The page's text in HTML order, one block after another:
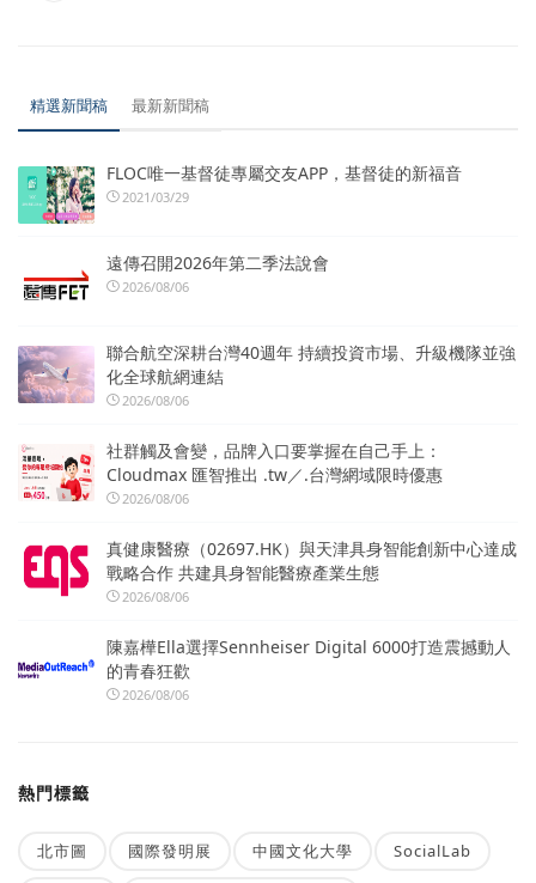
精選新聞稿 最新新聞稿
FLOC唯一基督徒專屬交友APP，基督徒的新福音
2021/03/29
遠傳召開2026年第二季法說會
2026/08/06
聯合航空深耕台灣40週年 持續投資市場、升級機隊並強
化全球航網連結
2026/08/06
社群觸及會變，品牌入口要掌握在自己手上：
Cloudmax 匯智推出 .tw／.台灣網域限時優惠
2026/08/06
真健康醫療（02697.HK）與天津具身智能創新中心達成
戰略合作 共建具身智能醫療產業生態
2026/08/06
陳嘉樺Ella選擇Sennheiser Digital 6000打造震撼動人
的青春狂歡
2026/08/06
熱門標籤
北市圖 國際發明展 中國文化大學 SocialLab